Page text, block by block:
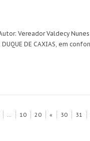
Autor: Vereador Valdecy
DE CAXIAS, em
... 10 20 « 30 31